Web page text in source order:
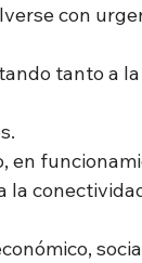
con
tanto a
en